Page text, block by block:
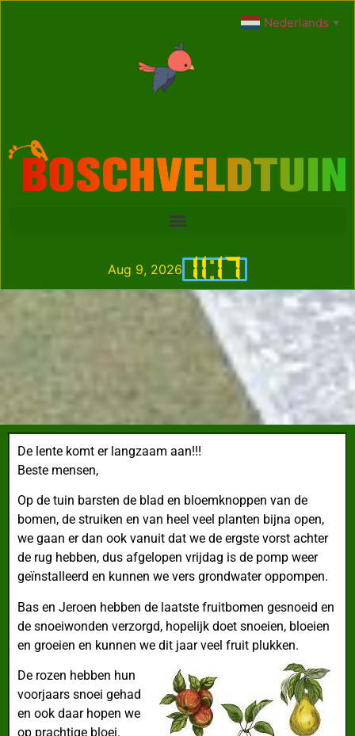
11:17
Aug 9, 2026
De lente komt er langzaam aan!!!
Beste mensen,
Op de tuin barsten de blad en bloemknoppen van de
bomen, de struiken en van heel veel planten bijna open,
we gaan er dan ook vanuit dat we de ergste vorst achter
de rug hebben, dus afgelopen vrijdag is de pomp weer
geïnstalleerd en kunnen we vers grondwater oppompen.
Bas en Jeroen hebben de laatste fruitbomen gesnoeid en
de snoeiwonden verzorgd, hopelijk doet snoeien, bloeien
en groeien en kunnen we dit jaar veel fruit plukken.
De rozen hebben hun
voorjaars snoei gehad
en ook daar hopen we
op prachtige bloei.
Nederlands ▼